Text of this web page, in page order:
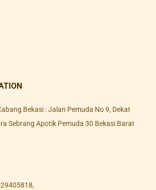
Bekasi : Jalan Pemuda No 9, Dekat
Sebrang Apotik Pemuda 30 Bekasi Barat
,